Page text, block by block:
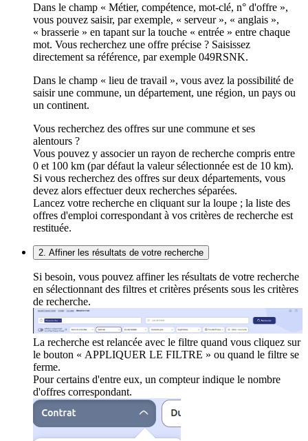
Dans le champ « Métier, compétence, mot-clé, n° d'offre »,
vous pouvez saisir, par exemple, « serveur », « anglais »,
« brasserie » en tapant sur la touche « entrée » entre chaque
mot. Vous recherchez une offre précise ? Saisissez
directement sa référence, par exemple 049RSNK.
Dans le champ « lieu de travail », vous avez la possibilité de
saisir une commune, un département, une région, un pays ou
un continent.
Vous recherchez des offres sur une commune et ses
alentours ?
Vous pouvez y associer un rayon de recherche compris entre
0 et 100 km (par défaut la valeur sélectionnée est de 10 km).
Si vous recherchez des offres sur deux départements, vous
devez alors effectuer deux recherches séparées.
Lancez votre recherche en cliquant sur la loupe ; la liste des
offres d'emploi correspondant à vos critères de recherche est
restituée.
2. Affiner les résultats de votre recherche
Si besoin, vous pouvez affiner les résultats de votre recherche
en sélectionnant des filtres et critères présents sous les critères
de recherche.
La recherche est relancée avec le filtre quand vous cliquez sur
le bouton « APPLIQUER LE FILTRE » ou quand le filtre se
ferme.
Pour certains d'entre eux, un compteur indique le nombre
d'offres correspondant.